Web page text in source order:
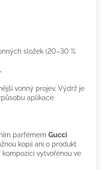
složek (20–30 %
vonný projev. Výdrž je
aplikace.
parfémem Gucci
kopii ani o produkt
kompozici vytvořenou ve